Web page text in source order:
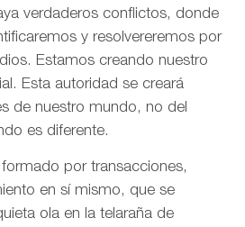
verdaderos conflictos, donde
y resolvereremos por
Estamos creando nuestro
Esta autoridad se creará
de nuestro mundo, no del
es diferente.
por transacciones,
en sí mismo, que se
ola en la telaraña de